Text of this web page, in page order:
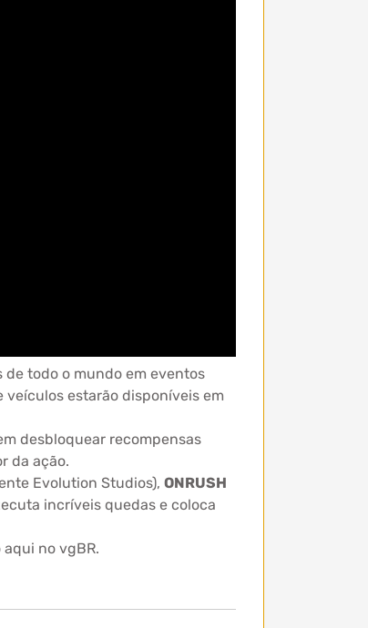
de todo o mundo em eventos
estarão disponíveis em
desbloquear recompensas
da ação.
Evolution Studios), ONRUSH
incríveis quedas e coloca
no vgBR.